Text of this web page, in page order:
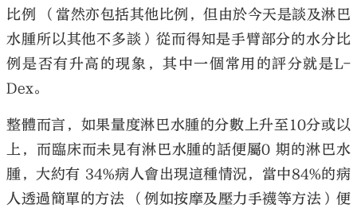
比例 （當然亦包括其他比例，但由於今天是談及淋巴
水腫所以其他不多談）從而得知是手臂部分的水分比
例是否有升高的現象，其中一個常用的評分就是L-
Dex。
整體而言，如果量度淋巴水腫的分數上升至10分或以
上，而臨床而未見有淋巴水腫的話便屬0 期的淋巴水
腫，大約有 34%病人會出現這種情況，當中84%的病
人透過簡單的方法 （例如按摩及壓力手襪等方法）便